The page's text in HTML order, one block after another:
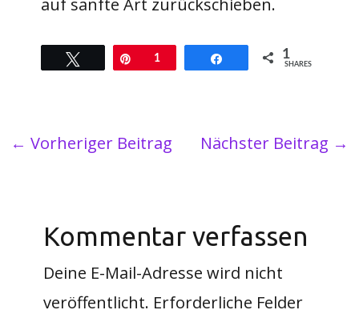
auf sanfte Art zurückschieben.
Twittern Pin1 1
SHARES
← Vorheriger Beitrag Nächster Beitrag →
Kommentar verfassen
Deine E-Mail-Adresse wird nicht
veröffentlicht. Erforderliche Felder